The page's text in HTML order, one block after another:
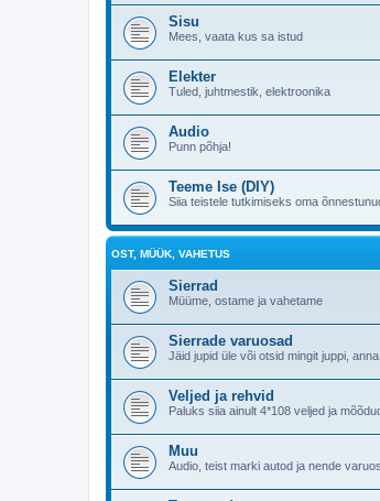
Sisu
Mees, vaata kus sa istud
Elekter
Tuled, juhtmestik, elektroonika
Audio
Punn põhja!
Teeme Ise (DIY)
Siia teistele tutkimiseks oma
OST, MÜÜK, VAHETUS
Sierrad
Müüme, ostame ja vahetame
Sierrade varuosad
Jäid jupid üle või otsid mingit juppi,
Veljed ja rehvid
Paluks siia ainult 4*108 veljed ja
Muu
Audio, teist marki autod ja nende